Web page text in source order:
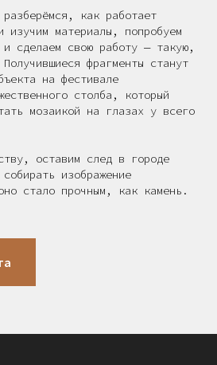
как работает
изучим материалы, попробуем
и сделаем свою работу — такую,
фрагменты станут
на фестивале
столба, который
мозаикой на глазах у всего
оставим след в городе
изображение
стало прочным, как камень.